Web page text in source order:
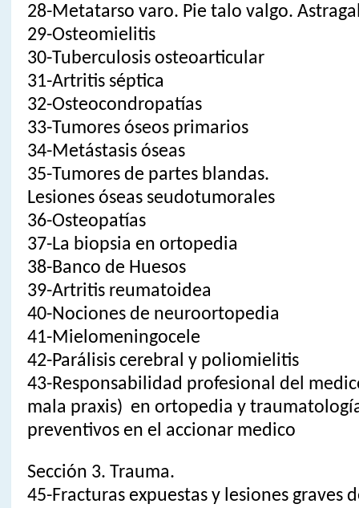
28-Metatarso varo. Pie talo valgo.
29-Osteomielitis
30-Tuberculosis osteoarticular
31-Artritis séptica
32-Osteocondropatías
33-Tumores óseos primarios
34-Metástasis óseas
35-Tumores de partes blandas.
Lesiones óseas seudotumorales
36-Osteopatías
37-La biopsia en ortopedia
38-Banco de Huesos
39-Artritis reumatoidea
40-Nociones de neuroortopedia
41-Mielomeningocele
42-Parálisis cerebral y poliomielitis
43-Responsabilidad profesional del
mala praxis) en ortopedia y
preventivos en el accionar medico
Sección 3. Trauma.
45-Fracturas expuestas y lesiones graves